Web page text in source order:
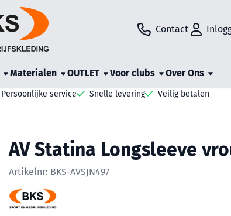
Contact
Materialen OUTLET Voor clubs Over Ons
Persoonlijke service Snelle levering
Veilig betalen
AV Statina Longsleeve
Artikelnr: BKS-AVSJN497